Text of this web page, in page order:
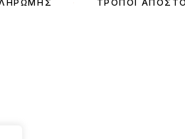
ΤΡΌΠΟΙ